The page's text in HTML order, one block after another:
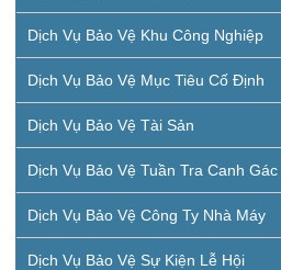
Dịch Vụ Bảo Vệ Khu Công Nghiệp
Dịch Vụ Bảo Vệ Mục Tiêu Cố Định
Dịch Vụ Bảo Vệ Tài Sản
Dịch Vụ Bảo Vệ Tuần Tra Canh Gác
Dịch Vụ Bảo Vệ Công Ty Nhà Máy
Dịch Vụ Bảo Vệ Sự Kiện Lễ Hội